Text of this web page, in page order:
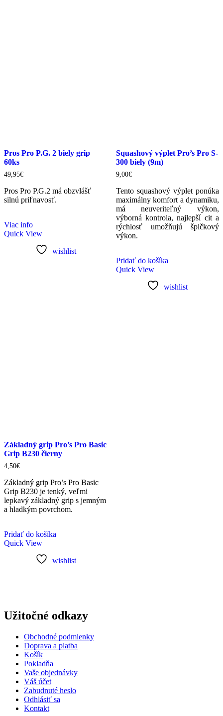
Pros Pro P.G. 2 biely grip
60ks
49,95€
Pros Pro P.G.2 má obzvlášť
silnú priľnavosť.
Viac info
Quick View
wishlist
Squashový výplet Pro’s Pro S-
300 biely (9m)
9,00€
Tento squashový výplet ponúka
maximálny komfort a dynamiku,
má neuveriteľný výkon,
výborná kontrola, najlepší cit a
rýchlosť umožňujú špičkový
výkon.
Pridať do košíka
Quick View
wishlist
Základný grip Pro’s Pro Basic
Grip B230 čierny
4,50€
Základný grip Pro’s Pro Basic
Grip B230 je tenký, veľmi
lepkavý základný grip s jemným
a hladkým povrchom.
Pridať do košíka
Quick View
wishlist
Užitočné odkazy
Obchodné podmienky
Doprava a platba
Košík
Pokladňa
Vaše objednávky
Váš účet
Zabudnuté heslo
Odhlásiť sa
Kontakt